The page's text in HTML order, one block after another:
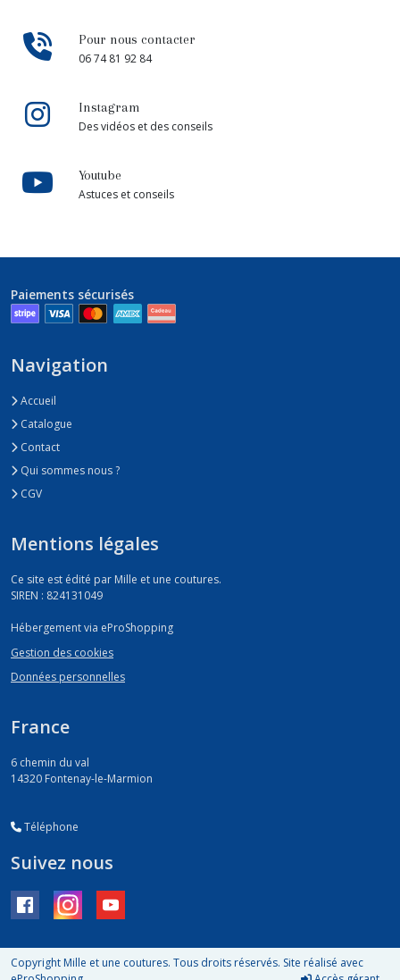
Pour nous contacter
06 74 81 92 84
Instagram
Des vidéos et des conseils
Youtube
Astuces et conseils
Paiements sécurisés
Navigation
Accueil
Catalogue
Contact
Qui sommes nous ?
CGV
Mentions légales
Ce site est édité par Mille et une coutures.
SIREN : 824131049
Hébergement via eProShopping
Gestion des cookies
Données personnelles
France
6 chemin du val
14320 Fontenay-le-Marmion
Téléphone
Suivez nous
Copyright Mille et une coutures. Tous droits réservés. Site réalisé avec